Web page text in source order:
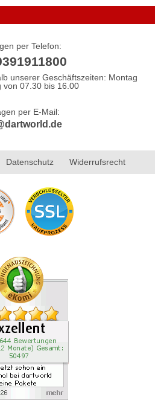
per Telefon:
unserer Geschäftszeiten: Montag
von 07.30 bis 16.00
per E-Mail:
Datenschutz Widerrufsrecht